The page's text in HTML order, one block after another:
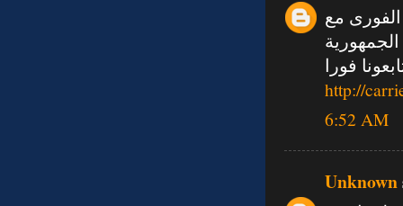
مع
فورا
http://
6:52 AM
Unknown